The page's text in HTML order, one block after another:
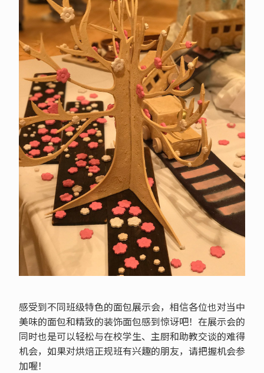
感受到不同班级特色的面包展示会，相信各位也对当中
美味的面包和精致的装饰面包感到惊讶吧！在展示会的
同时也是可以轻松与在校学生、主厨和助教交谈的难得
机会，如果对烘焙正规班有兴趣的朋友，请把握机会参
加喔！